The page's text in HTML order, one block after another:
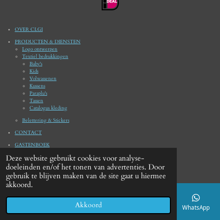
Deze website gebruikt cookies voor analyse-
doeleinden en/of het tonen van advertenties. Door
gebruik te blijven maken van de site gaat u hiermee
akkoord.
Akkoord
OVER CLGI
PRODUCTEN & DIENSTEN
Logo ontwerpen
Textiel bedrukkingen
Baby's
Kids
Volwassenen
Kussens
Paraplu's
Tassen
Catalogus kleding
Belettering & Stickers
CONTACT
GASTENBOEK
© 2020 - 2021 CLGI Persoonlijke cadeau bedrukkingen
Powered by JouwWeb
Telefoonnummer WhatsApp